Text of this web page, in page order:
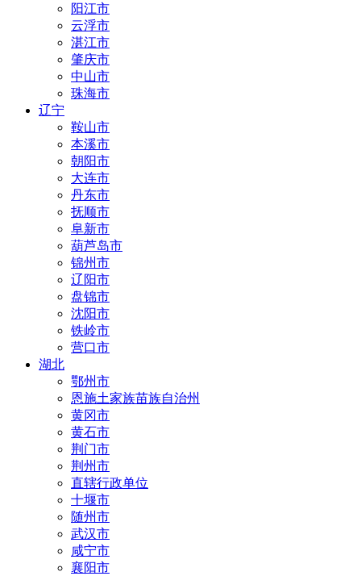
阳江市
云浮市
湛江市
肇庆市
中山市
珠海市
辽宁
鞍山市
本溪市
朝阳市
大连市
丹东市
抚顺市
阜新市
葫芦岛市
锦州市
辽阳市
盘锦市
沈阳市
铁岭市
营口市
湖北
鄂州市
恩施土家族苗族自治州
黄冈市
黄石市
荆门市
荆州市
直辖行政单位
十堰市
随州市
武汉市
咸宁市
襄阳市